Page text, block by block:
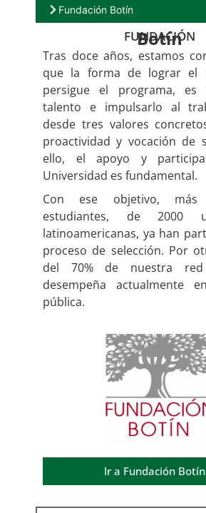
Fundación Botín
FUNDACIÓN
Botín
Tras doce años, estamos
que la forma de lograr el
persigue el programa, es
talento e impulsarlo al
desde tres valores
proactividad y vocación de
ello, el apoyo y
Universidad es fundamental.
Con ese objetivo, más
estudiantes, de 2000
latinoamericanas, ya han
proceso de selección. Por
del 70% de nuestra
desempeña actualmente
pública.
Ir a Fundación Botín